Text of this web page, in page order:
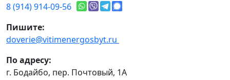
8 (914) 914-09-56
Пишите:
doverie@vitimenergosbyt.ru
По адресу:
г. Бодайбо, пер. Почтовый, 1А